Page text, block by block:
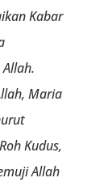
Kabar
Maria
Kudus,
Allah